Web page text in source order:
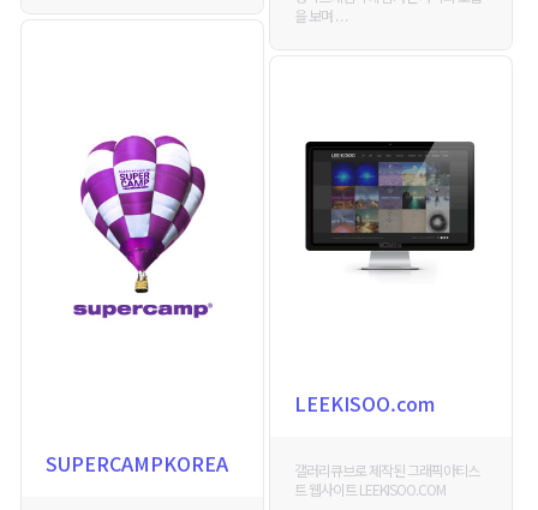
을 보며 . . .
SUPERCAMPKOREA
LEEKISOO.com
갤러리큐브로 제작된 그래픽아티스
트 웹사이트 LEEKISOO.COM